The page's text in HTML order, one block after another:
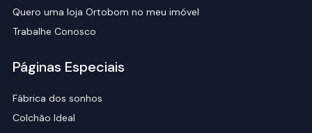
Quero uma loja Ortobom no meu imóvel
Trabalhe Conosco
Páginas Especiais
Fábrica dos sonhos
Colchão Ideal